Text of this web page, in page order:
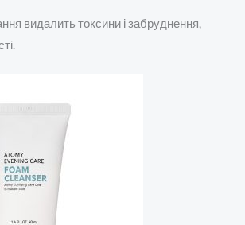
видалить токсини і забруднення,